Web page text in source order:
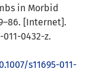
in Morbid
[Internet].
0432-z.
s11695-011-